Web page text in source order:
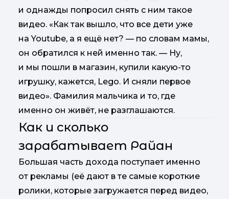
и однажды попросил снять с ним такое
видео. «Как так вышло, что все дети уже
на Youtube, а я ещё нет? — по словам мамы,
он обратился к ней именно так. — Ну,
и мы пошли в магазин, купили какую-то
игрушку, кажется, Lego. И сняли первое
видео». Фамилия мальчика и то, где
именно он живёт, не разглашаются.
Как и сколько
зарабатывает Райан
Большая часть дохода поступает именно
от рекламы (её дают в те самые короткие
ролики, которые загружается перед видео,